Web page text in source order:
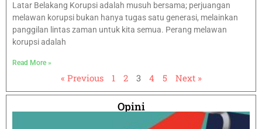
Latar Belakang Korupsi adalah musuh bersama; perjuangan
melawan korupsi bukan hanya tugas satu generasi, melainkan
panggilan lintas zaman untuk kita semua. Perang melawan
korupsi adalah
Read More »
« Previous 1 2 3 4 5 Next »
Opini